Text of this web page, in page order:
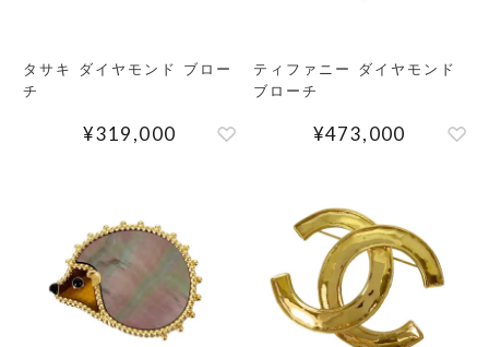
タサキ ダイヤモンド ブロー
チ
¥319,000
ティファニー ダイヤモンド
ブローチ
¥473,000